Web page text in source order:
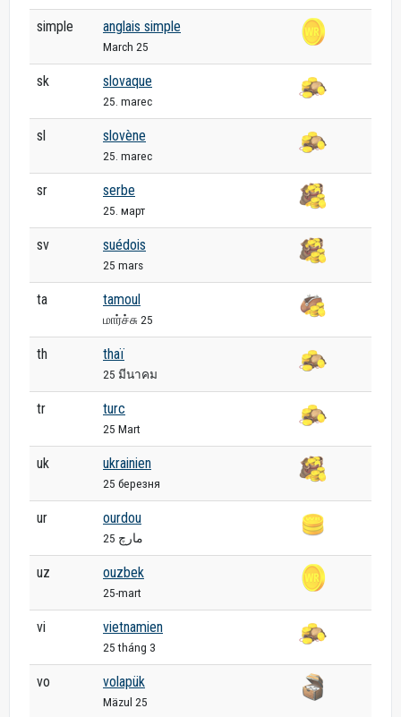
simple anglais simple
March 25
sk slovaque
25. marec
sl slovène
25. marec
sr serbe
25. март
sv suédois
25 mars
ta tamoul
மார்ச்சு 25
th thaï
25 มีนาคม
tr turc
25 Mart
uk ukrainien
25 березня
ur ourdou
25 مارچ
uz ouzbek
25-mart
vi vietnamien
25 tháng 3
vo volapük
Mäzul 25